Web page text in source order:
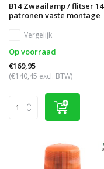
B14 Zwaailamp / flitser 14
patronen vaste montage
Vergelijk
Op voorraad
€169,95
(€140,45 excl. BTW)